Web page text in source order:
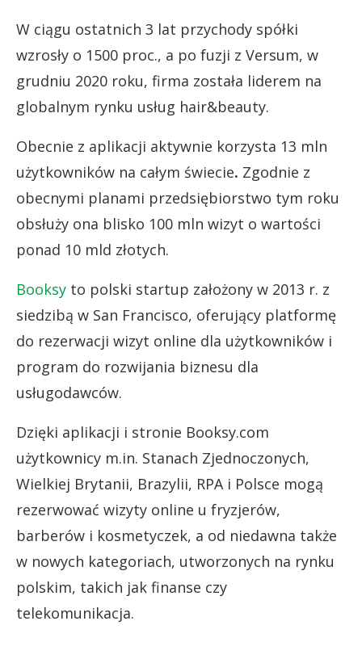
W ciągu ostatnich 3 lat przychody spółki
wzrosły o 1500 proc., a po fuzji z Versum, w
grudniu 2020 roku, firma została liderem na
globalnym rynku usług hair&beauty.
Obecnie z aplikacji aktywnie korzysta 13 mln
użytkowników na całym świecie. Zgodnie z
obecnymi planami przedsiębiorstwo tym roku
obsłuży ona blisko 100 mln wizyt o wartości
ponad 10 mld złotych.
Booksy to polski startup założony w 2013 r. z
siedzibą w San Francisco, oferujący platformę
do rezerwacji wizyt online dla użytkowników i
program do rozwijania biznesu dla
usługodawców.
Dzięki aplikacji i stronie Booksy.com
użytkownicy m.in. Stanach Zjednoczonych,
Wielkiej Brytanii, Brazylii, RPA i Polsce mogą
rezerwować wizyty online u fryzjerów,
barberów i kosmetyczek, a od niedawna także
w nowych kategoriach, utworzonych na rynku
polskim, takich jak finanse czy
telekomunikacja.